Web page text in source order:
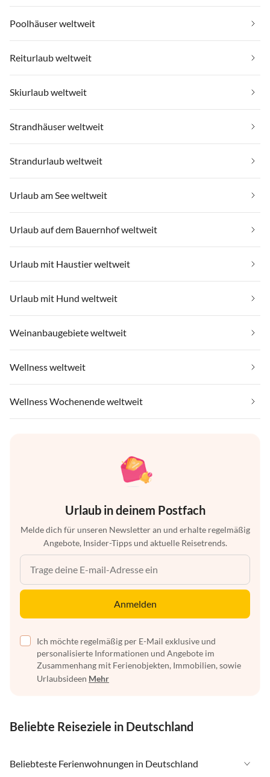
Poolhäuser weltweit
Reiturlaub weltweit
Skiurlaub weltweit
Strandhäuser weltweit
Strandurlaub weltweit
Urlaub am See weltweit
Urlaub auf dem Bauernhof weltweit
Urlaub mit Haustier weltweit
Urlaub mit Hund weltweit
Weinanbaugebiete weltweit
Wellness weltweit
Wellness Wochenende weltweit
Urlaub in deinem Postfach
Melde dich für unseren Newsletter an und erhalte regelmäßig
Angebote, Insider-Tipps und aktuelle Reisetrends.
Anmelden
Ich möchte regelmäßig per E-Mail exklusive und
personalisierte Informationen und Angebote im
Zusammenhang mit Ferienobjekten, Immobilien, sowie
Urlaubsideen Mehr
Beliebte Reiseziele in Deutschland
Beliebteste Ferienwohnungen in Deutschland